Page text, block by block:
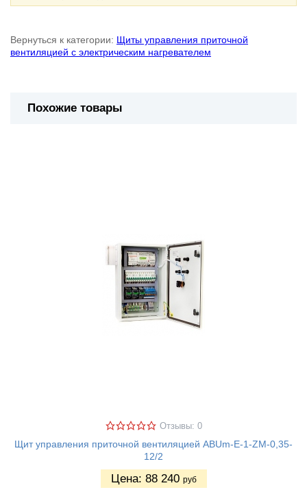
Вернуться к категории: Щиты управления приточной
вентиляцией с электрическим нагревателем
Похожие товары
Отзывы: 0
Щит управления приточной вентиляцией ABUm-E-1-ZM-0,35-
12/2
Цена: 88 240 руб